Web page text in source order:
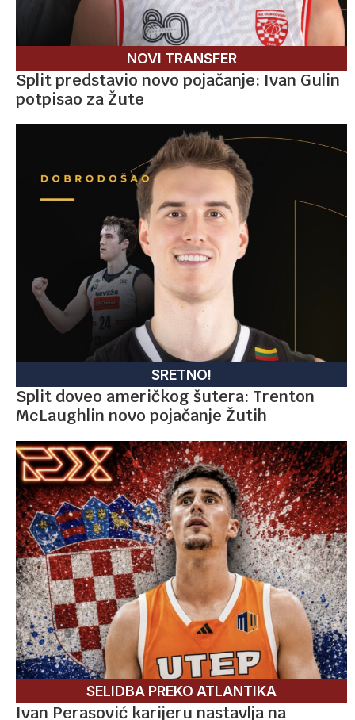
NOVI TRANSFER
Split predstavio novo pojačanje: Ivan Gulin
potpisao za Žute
SRETNO!
Split doveo američkog šutera: Trenton
McLaughlin novo pojačanje Žutih
SELIDBA PREKO ATLANTIKA
Ivan Perasović karijeru nastavlja na